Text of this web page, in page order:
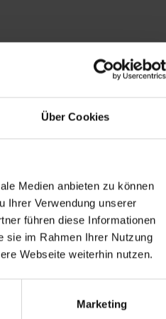
Über Cookies
Medien anbieten zu können
Ihrer Verwendung unserer
führen diese Informationen
sie im Rahmen Ihrer Nutzung
Webseite weiterhin nutzen.
Marketing
Streifendekor in den Krauser-
wird jetzt im Siebenrock-
und perfekt auf die
Patches neu
auf.
bis ins Detail.